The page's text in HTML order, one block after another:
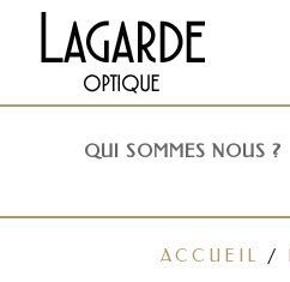
QUI SOMMES NOUS ?
ACCUEIL /